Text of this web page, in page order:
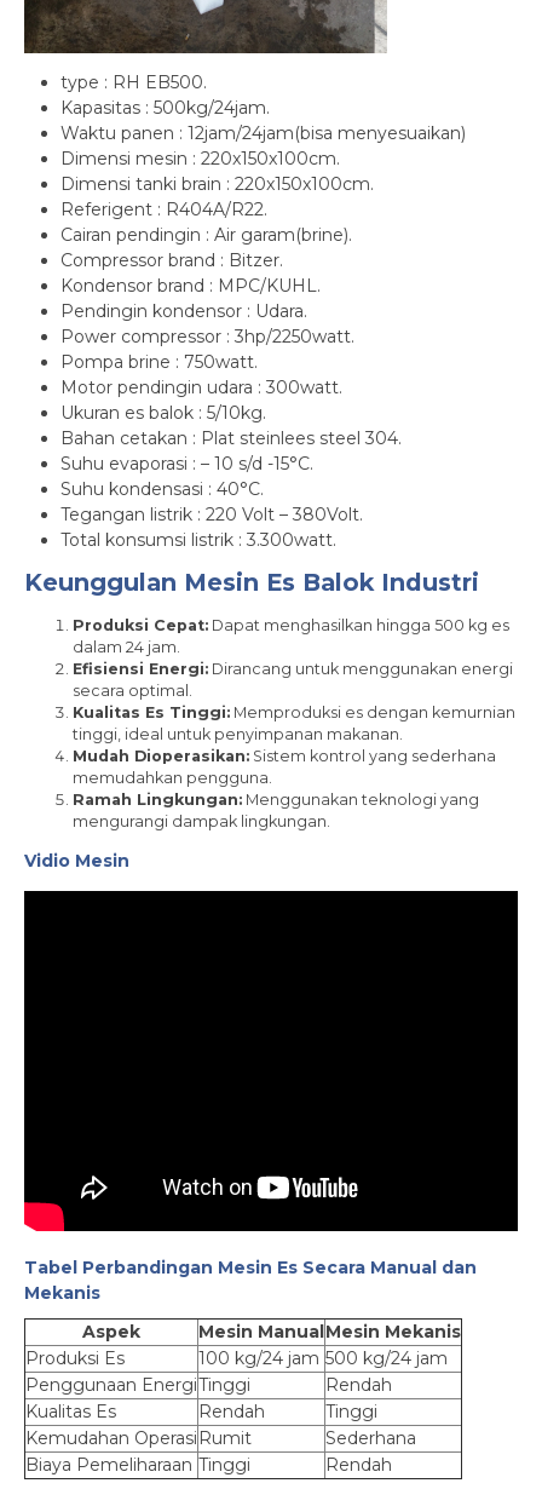
type : RH EB500.
Kapasitas : 500kg/24jam.
Waktu panen : 12jam/24jam(bisa menyesuaikan)
Dimensi mesin : 220x150x100cm.
Dimensi tanki brain : 220x150x100cm.
Referigent : R404A/R22.
Cairan pendingin : Air garam(brine).
Compressor brand : Bitzer.
Kondensor brand : MPC/KUHL.
Pendingin kondensor : Udara.
Power compressor : 3hp/2250watt.
Pompa brine : 750watt.
Motor pendingin udara : 300watt.
Ukuran es balok : 5/10kg.
Bahan cetakan : Plat steinlees steel 304.
Suhu evaporasi : – 10 s/d -15°C.
Suhu kondensasi : 40°C.
Tegangan listrik : 220 Volt – 380Volt.
Total konsumsi listrik : 3.300watt.
Keunggulan Mesin Es Balok Industri
Produksi Cepat: Dapat menghasilkan hingga 500 kg es
dalam 24 jam.
Efisiensi Energi: Dirancang untuk menggunakan energi
secara optimal.
Kualitas Es Tinggi: Memproduksi es dengan kemurnian
tinggi, ideal untuk penyimpanan makanan.
Mudah Dioperasikan: Sistem kontrol yang sederhana
memudahkan pengguna.
Ramah Lingkungan: Menggunakan teknologi yang
mengurangi dampak lingkungan.
Vidio Mesin
Tabel Perbandingan Mesin Es Secara Manual dan
Mekanis
Aspek
Mesin ManualMesin Mekanis
Produksi Es
100 kg/24 jam 500 kg/24 jam
Penggunaan EnergiTinggi
Rendah
Kualitas Es
Rendah
Tinggi
Kemudahan Operasi Rumit
Sederhana
Biaya Pemeliharaan Tinggi Rendah